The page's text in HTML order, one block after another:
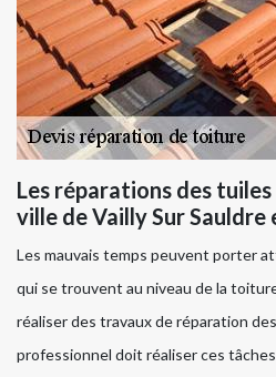
Les réparations des
ville de Vailly Sur Sauldre
Les mauvais temps peuvent porter
qui se trouvent au niveau de la
réaliser des travaux de réparation
professionnel doit réaliser ces